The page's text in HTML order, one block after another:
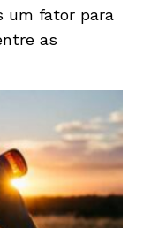
um fator para
as